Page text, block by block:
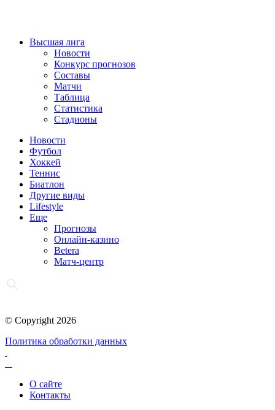
Высшая лига
Новости
Конкурс прогнозов
Составы
Матчи
Таблица
Статистика
Стадионы
Новости
Футбол
Хоккей
Теннис
Биатлон
Другие виды
Lifestyle
Еще
Прогнозы
Онлайн-казино
Betera
Матч-центр
© Copyright 2026
Политика обработки данных
О сайте
Контакты